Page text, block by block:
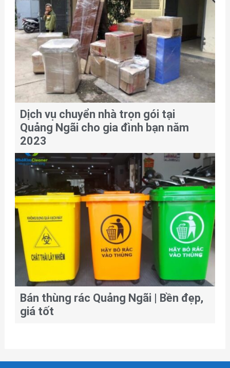
Dịch vụ chuyển nhà trọn gói tại
Quảng Ngãi cho gia đình bạn năm
2023
Bán thùng rác Quảng Ngãi | Bền đẹp,
giá tốt